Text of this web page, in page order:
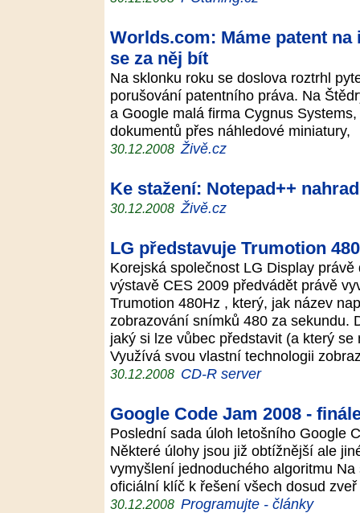
Worlds.com: Máme patent
se za něj bít
Na sklonku roku se doslova roztrhl
porušování patentního práva. Na
a Google malá firma Cygnus
dokumentů přes náhledové miniatury,
30.12.2008 Živě.cz
Ke stažení: Notepad++
30.12.2008 Živě.cz
LG představuje Trumotion
Korejská společnost LG Display
výstavě CES 2009 předvádět právě
Trumotion 480Hz , který, jak název
zobrazování snímků 480 za sekundu.
jaký si lze vůbec představit (a který
Využívá svou vlastní technologii
30.12.2008 CD-R server
Google Code Jam 2008 -
Poslední sada úloh letošního Google
Některé úlohy jsou již obtížnější ale
vymyšlení jednoduchého algoritmu
oficiální klíč k řešení všech dosud
30.12.2008 Programujte - články